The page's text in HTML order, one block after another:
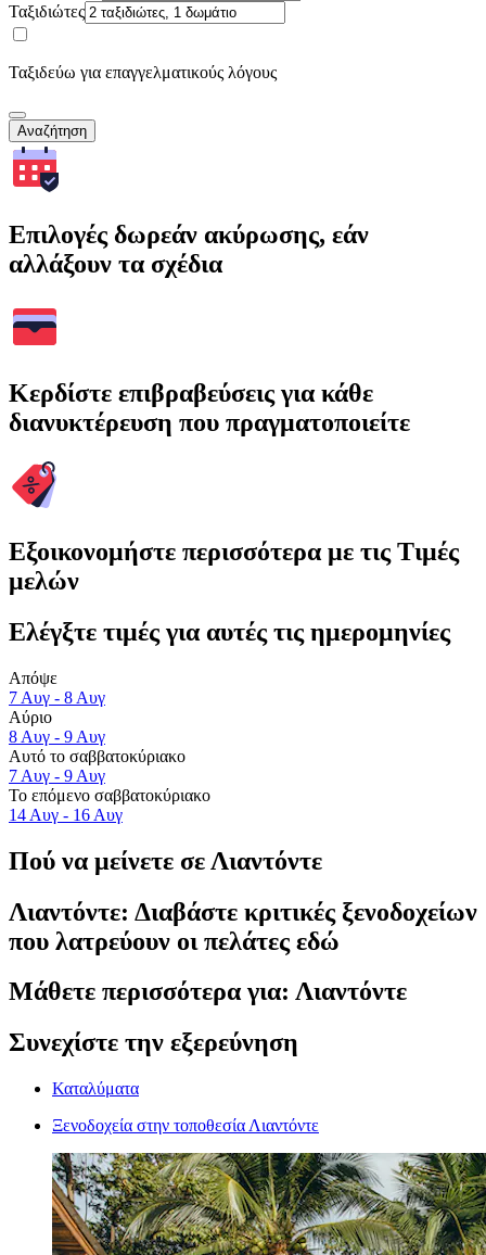
Ταξιδιώτες
Ταξιδεύω για επαγγελματικούς λόγους
Αναζήτηση
Επιλογές δωρεάν ακύρωσης, εάν
αλλάξουν τα σχέδια
Κερδίστε επιβραβεύσεις για κάθε
διανυκτέρευση που πραγματοποιείτε
Εξοικονομήστε περισσότερα με τις Τιμές
μελών
Ελέγξτε τιμές για αυτές τις ημερομηνίες
Απόψε
7 Αυγ - 8 Αυγ
Αύριο
8 Αυγ - 9 Αυγ
Αυτό το σαββατοκύριακο
7 Αυγ - 9 Αυγ
Το επόμενο σαββατοκύριακο
14 Αυγ - 16 Αυγ
Πού να μείνετε σε Λιαντόντε
Λιαντόντε: Διαβάστε κριτικές ξενοδοχείων
που λατρεύουν οι πελάτες εδώ
Μάθετε περισσότερα για: Λιαντόντε
Συνεχίστε την εξερεύνηση
Καταλύματα
Ξενοδοχεία στην τοποθεσία Λιαντόντε